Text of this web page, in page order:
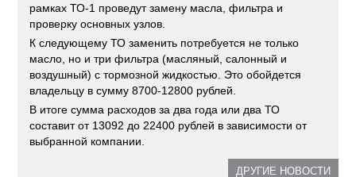
рамках ТО-1 проведут замену масла, фильтра и
проверку основных узлов.
К следующему ТО заменить потребуется не только
масло, но и три фильтра (масляный, салонный и
воздушный) с тормозной жидкостью. Это обойдется
владельцу в сумму 8700-12800 рублей.
В итоге сумма расходов за два года или два ТО
составит от 13092 до 22400 рублей в зависимости от
выбранной компании.
ДРУГИЕ НОВОСТИ